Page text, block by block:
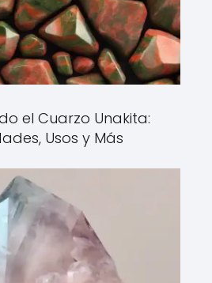
el Cuarzo Unakita:
Usos y Más